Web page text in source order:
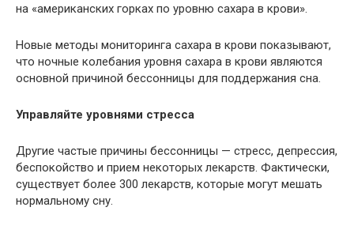
на «американских горках по уровню сахара в крови».
Новые методы мониторинга сахара в крови показывают,
что ночные колебания уровня сахара в крови являются
основной причиной бессонницы для поддержания сна.
Управляйте уровнями стресса
Другие частые причины бессонницы — стресс, депрессия,
беспокойство и прием некоторых лекарств. Фактически,
существует более 300 лекарств, которые могут мешать
нормальному сну.